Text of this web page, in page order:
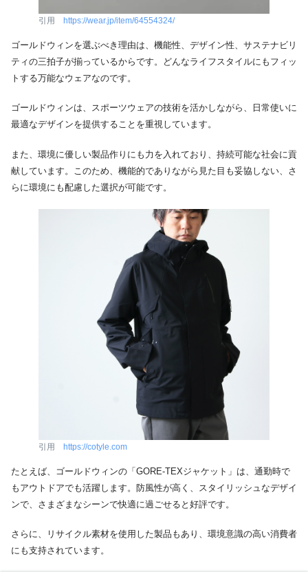
引用 https://wear.jp/item/64554324/
ゴールドウィンを選ぶべき理由は、機能性、デザイン性、サステナビリ
ティの三拍子が揃っているからです。どんなライフスタイルにもフィッ
トする万能なウェアなのです。
ゴールドウィンは、スポーツウェアの技術を活かしながら、日常使いに
最適なデザインを提供することを重視しています。
また、環境に優しい製品作りにも力を入れており、持続可能な社会に貢
献しています。このため、機能的でありながら見た目も妥協しない、さ
らに環境にも配慮した選択が可能です。
引用 https://cotyle.com
たとえば、ゴールドウィンの「GORE-TEXジャケット」は、通勤時で
もアウトドアでも活躍します。防風性が高く、スタイリッシュなデザイ
ンで、さまざまなシーンで快適に過ごせると好評です。
さらに、リサイクル素材を使用した製品もあり、環境意識の高い消費者
にも支持されています。